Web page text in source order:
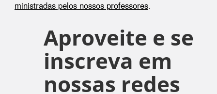
ministradas pelos nossos professores.
Aproveite e se
inscreva em
nossas redes